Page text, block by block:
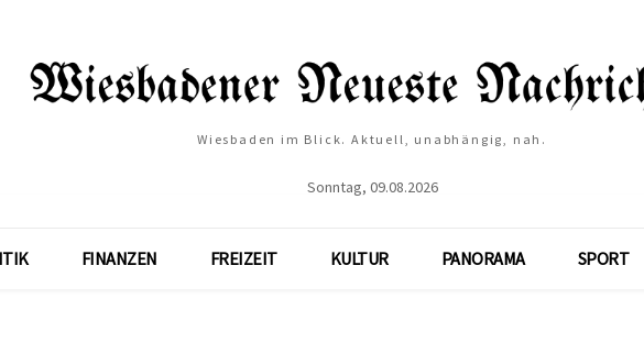
Wiesbaden im Blick. Aktuell, unabhängig, nah.
Sonntag, 09.08.2026
FINANZEN FREIZEIT KULTUR PANORAMA SPORT